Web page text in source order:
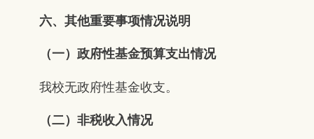
六、其他重要事项情况说明
（一）政府性基金预算支出情况
我校无政府性基金收支。
（二）非税收入情况